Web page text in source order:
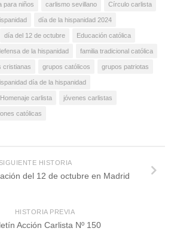
para niños carlismo sevillano Círculo carlista
día de la hispanidad 2024
día del 12 de octubre Educación católica
de la hispanidad familia tradicional católica
cristianas grupos católicos grupos patriotas
día de la hispanidad
Homenaje carlista jóvenes carlistas
católicas
HISTORIA
del 12 de octubre en Madrid
HISTORIA PREVIA
Acción Carlista Nº 150